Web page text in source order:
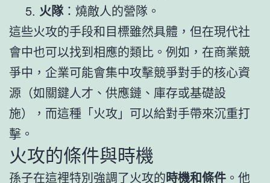
火隊：燒敵人的營隊。
這些火攻的手段和目標雖然具體，但在現代社
會中也可以找到相應的類比。例如，在商業競
爭中，企業可能會集中攻擊競爭對手的核心資
源（如關鍵人才、供應鏈、庫存或基礎設
施），而這種「火攻」可以給對手帶來沉重打
擊。
火攻的條件與時機
孫子在這裡特別強調了火攻的時機和條件 。他